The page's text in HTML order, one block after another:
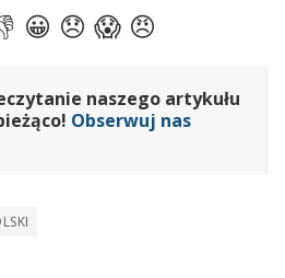
naszego artykułu
Obserwuj nas